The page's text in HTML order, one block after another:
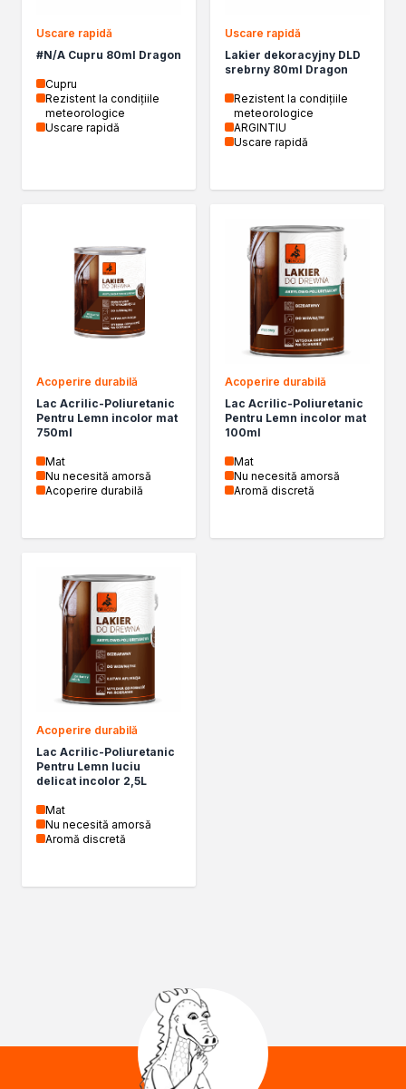
Akryle
Silikony
Piany
Pozostałe
Czyszczenie i rozcieńczanie
Rozcieńczalniki ogólnego stosowania
Rozcieńczalniki BIO
Środki czyszczące
Ochrona i dekoracja
Lakierobejce
Farby w aerozolu
Lakiery
Żywica epoksydowa
Impregnaty specjalistyczne
Impregnaty do drewna konstrukcyjnego
Remont
Grunty
Masy szpachlowe budowlane
Silikony
Impregnacja
Impregnaty specjalistyczne
Impregnaty do drewna konstrukcyjnego
Impregnaty dekoracyjny do drewna
Projekty DIY
Lakiery dekoracyjne
Domowe porządki
Motoryzacja i reperacja
Artykuły sezonowe
Biopaliwa do biokominków
Akcja Zima
O firmie Dragon Poland
Ekspert radzi
Mistrz w 5 krokach
Uscare rapidă
#N/A Cupru 80ml Dragon
Cupru
Rezistent la condiţiile
meteorologice
Uscare rapidă
Uscare rapidă
Lakier dekoracyjny DLD
srebrny 80ml Dragon
Rezistent la condiţiile
meteorologice
ARGINTIU
Uscare rapidă
Acoperire durabilă
Lac Acrilic-Poliuretanic
Pentru Lemn incolor mat
750ml
Mat
Nu necesită amorsă
Acoperire durabilă
Acoperire durabilă
Lac Acrilic-Poliuretanic
Pentru Lemn incolor mat
100ml
Mat
Nu necesită amorsă
Aromă discretă
Acoperire durabilă
Lac Acrilic-Poliuretanic
Pentru Lemn luciu
delicat incolor 2,5L
Mat
Nu necesită amorsă
Aromă discretă